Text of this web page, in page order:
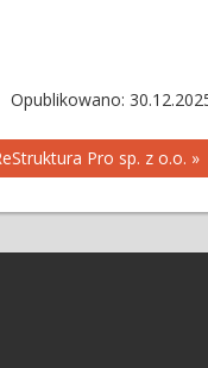
Opublikowano:
Pro sp. z o.o. »